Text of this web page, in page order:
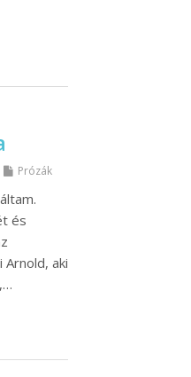
Prózák
és
Arnold, aki